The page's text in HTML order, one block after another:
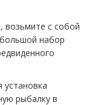
возьмите с собой
набор
рыбалку в